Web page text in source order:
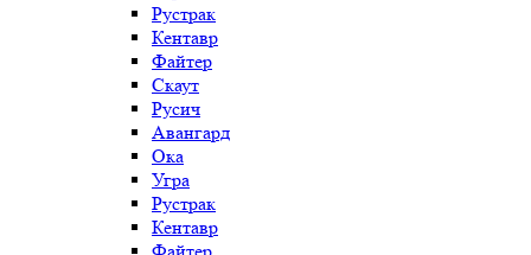
Рустрак
Кентавр
Файтер
Скаут
Русич
Авангард
Ока
Угра
Рустрак
Кентавр